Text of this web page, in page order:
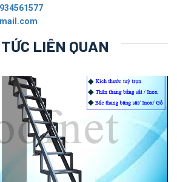
LIÊN QUAN